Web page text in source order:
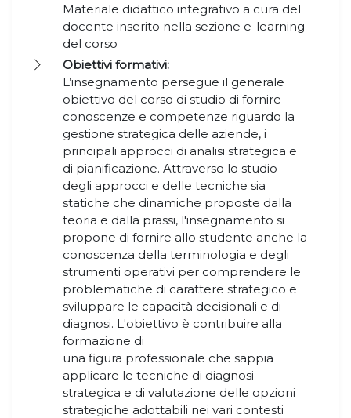
Materiale didattico integrativo a cura del
docente inserito nella sezione e-learning
del corso
Obiettivi formativi:
L’insegnamento persegue il generale
obiettivo del corso di studio di fornire
conoscenze e competenze riguardo la
gestione strategica delle aziende, i
principali approcci di analisi strategica e
di pianificazione. Attraverso lo studio
degli approcci e delle tecniche sia
statiche che dinamiche proposte dalla
teoria e dalla prassi, l'insegnamento si
propone di fornire allo studente anche la
conoscenza della terminologia e degli
strumenti operativi per comprendere le
problematiche di carattere strategico e
sviluppare le capacità decisionali e di
diagnosi. L'obiettivo è contribuire alla
formazione di
una figura professionale che sappia
applicare le tecniche di diagnosi
strategica e di valutazione delle opzioni
strategiche adottabili nei vari contesti